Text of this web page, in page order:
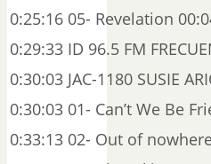
0:25:16 05- Revelation
0:29:33 ID 96.5 FM
0:30:03 JAC-1180 SUSIE
0:30:03 01- Can’t We Be
0:33:13 02- Out of